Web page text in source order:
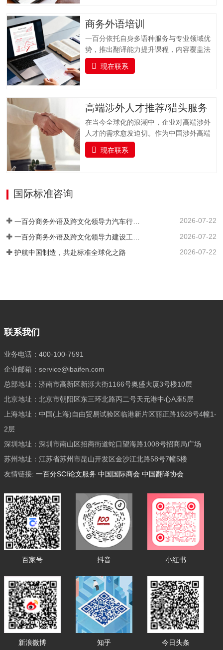
核心，提供全流程学术支持，同时实时跟
踪科研前沿，推送更新科研动态资讯并提
供文献检索服务，助力科研工作者高效获
取关键信息，加速学术成果转化与发表。
一、全流程支持：专业投稿指导服务从论
文提交到最终录用，我们全程陪伴，以专
前准备指导协助作者完成投稿前的各项准
备工作，包括论文格式调整（…
商务外语培训
一百分依托自身多语种服务与专业领域优
势，推出翻译能力提升课程，内容覆盖法
律、金融、医疗、交通运输、专业技术、
教育等多个专业领域，支持多种语言的培
面提升语言实战技能，培养具备扎实语言
基础、跨文化沟通能力与专业领域知识的
复合型翻译人才，助力企业国际化发展与
行业人才队伍建设。一百分提供全面的、
系统的雅思及俄语（ТРКИ）、日语
（JLPT）、韩语（TOPIK）、法语
现在联系
高端涉外人才推荐/猎头服务
在当今全球化的浪潮中，企业对高端涉外
人才的需求愈发迫切。作为中国涉外高端
人才猎头的标杆品牌，一百分凭借精准对
接国内外高端人才与企业需求，凭借敏锐
又深谙专业领域的高端复合型人才。通过
严谨的流程与专业的眼光，确保每一位推
荐到您身边的人才，契合企业的国际化发
展战略，高效赋能，助力您的企业在国际
现在联系
国际标准咨询
2026-07-22
2026-07-22
护航中国制造，共赴标准全球化之路 2026-07-22
联系我们
业务电话：400-100-7591
企业邮箱：service@ibaifen.com
总部地址：济南市高新区新泺大街1166号奥盛大厦3号楼10层
北京地址：北京市朝阳区东三环北路丙二号天元港中心A座5层
上海地址：中国(上海)自由贸易试验区临港新片区丽正路1628号4幢1-
2层
深圳地址：深圳市南山区招商街道蛇口望海路1008号招商局广场
苏州地址：江苏省苏州市昆山开发区金沙江北路58号7幢5楼
友情链接: 一百分SCI论文服务 中国国际商会 中国翻译协会
百家号 抖音 小红书
新浪微博 知乎 今日头条